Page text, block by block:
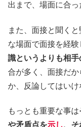
出まで、場面に合っ
また、面接と聞く
な場面で面接を経験
識というよりも相
合が多く、面接だ
か、反論してはいけ
もっとも重要な事は
や矛盾点を示し、そ